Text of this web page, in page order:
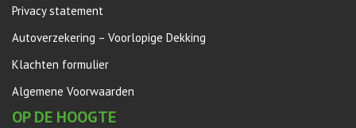
Privacy statement
Autoverzekering – Voorlopige Dekking
Klachten formulier
Algemene Voorwaarden
OP DE HOOGTE